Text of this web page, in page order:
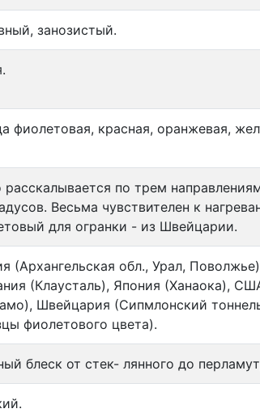
занозистый.
фиолетовая, красная, оранжевая,
расскалывается по трем
Весьма чувствителен к
для огранки - из Швейцарии.
(Архангельская обл., Урал,
(Клаусталь), Япония (Ханаока),
Швейцария (Сипмлонский
фиолетового цвета).
блеск от стек- лянного до